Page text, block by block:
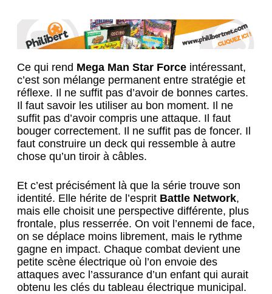
Ce qui rend Mega Man Star Forceintéressant,
c’est son mélange permanent entre stratégie et
réflexe. Il ne suffit pas d’avoir de bonnes cartes.
Il faut savoir les utiliser au bon moment. Il ne
suffit pas d’avoir compris une attaque. Il faut
bouger correctement. Il ne suffit pas de foncer. Il
faut construire un deck qui ressemble à autre
chose qu’un tiroir à câbles.
Et c’est précisément là que la série trouve son
identité. Elle hérite de l’esprit Battle Network,
mais elle choisit une perspective différente, plus
frontale, plus resserrée. On voit l’ennemi de face,
on se déplace moins librement, mais le rythme
gagne en impact. Chaque combat devient une
petite scène électrique où l’on envoie des
attaques avec l’assurance d’un enfant qui aurait
obtenu les clés du tableau électrique municipal.